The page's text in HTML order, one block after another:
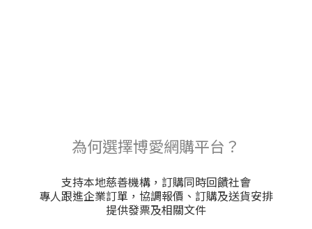
為何選擇博愛網購平台？
支持本地慈善機構，訂購同時回饋社會
專人跟進企業訂單，協調報價、訂購及送貨安排
提供發票及相關文件